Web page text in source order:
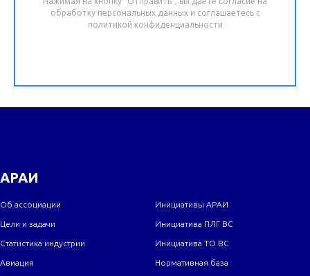
обработку персональных данных и соглашаетесь c
политикой конфиденциальности
АРАИ
Об ассоциации
Цели и задачи
Статистика индустрии
Авиация
Инициативы АРАИ
Инициатива ПЛГ ВС
Инициатива ТО ВС
Нормативная база